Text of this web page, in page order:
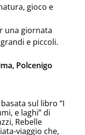
gioco e
una giornata
e piccoli.
Polcenigo
sul libro “I
e laghi” di
Rebelle
viaggio che,